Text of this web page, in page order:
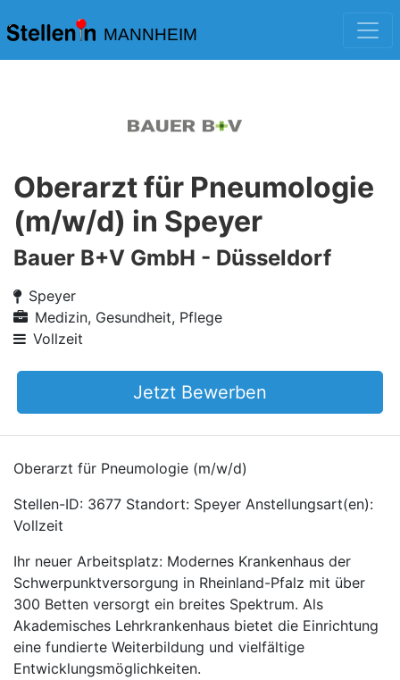
MANNHEIM
Oberarzt für Pneumologie
(m/w/d) in Speyer
Bauer B+V GmbH - Düsseldorf
Speyer
Medizin, Gesundheit, Pflege
Vollzeit
Jetzt Bewerben
Oberarzt für Pneumologie (m/w/d)
Stellen-ID: 3677 Standort: Speyer Anstellungsart(en):
Vollzeit
Ihr neuer Arbeitsplatz: Modernes Krankenhaus der
Schwerpunktversorgung in Rheinland-Pfalz mit über
300 Betten versorgt ein breites Spektrum. Als
Akademisches Lehrkrankenhaus bietet die Einrichtung
eine fundierte Weiterbildung und vielfältige
Entwicklungsmöglichkeiten.